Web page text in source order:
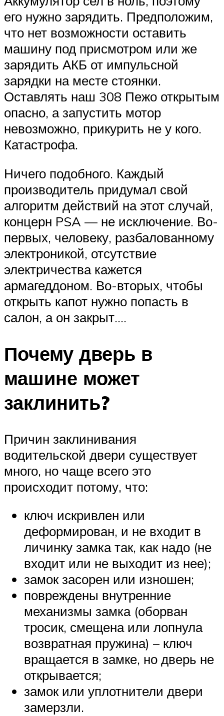
Меню
его нужно зарядить. Предположим,
что нет возможности оставить
машину под присмотром или же
зарядить АКБ от импульсной
зарядки на месте стоянки.
Оставлять наш 308 Пежо открытым
опасно, а запустить мотор
невозможно, прикурить не у кого.
Катастрофа.
Ничего подобного. Каждый
производитель придумал свой
алгоритм действий на этот случай,
концерн PSA — не исключение. Во-
первых, человеку, разбалованному
электроникой, отсутствие
электричества кажется
армагеддоном. Во-вторых, чтобы
открыть капот нужно попасть в
салон, а он закрыт….
Почему дверь в
машине может
заклинить?
Причин заклинивания
водительской двери существует
много, но чаще всего это
происходит потому, что:
ключ искривлен или
деформирован, и не входит в
личинку замка так, как надо (не
входит или не выходит из нее);
замок засорен или изношен;
повреждены внутренние
механизмы замка (оборван
тросик, смещена или лопнула
возвратная пружина) – ключ
вращается в замке, но дверь не
открывается;
замок или уплотнители двери
замерзли.